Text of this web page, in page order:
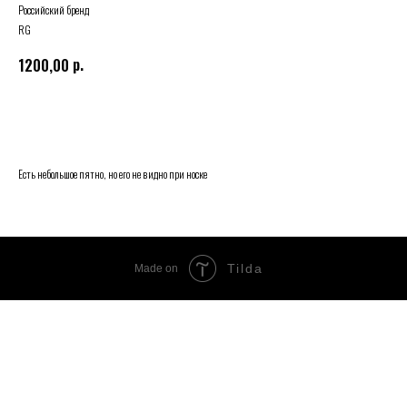
Российский бренд
RG
1200,00 р.
Есть небольшое пятно, но его не видно при носке
Made on Tilda